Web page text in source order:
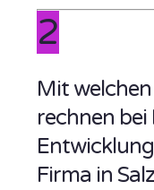
2
Mit
rechnen bei
Firma in